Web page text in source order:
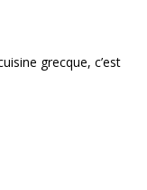
grecque, c’est